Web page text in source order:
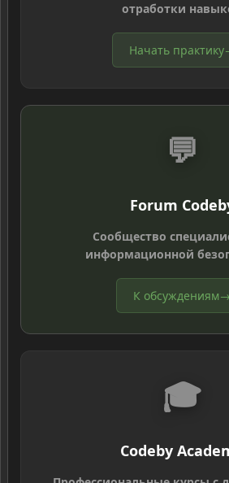
отработки
Начать практику
💬
Forum
Сообщество
информационной
К обсуждениям→
🎓
Codeby